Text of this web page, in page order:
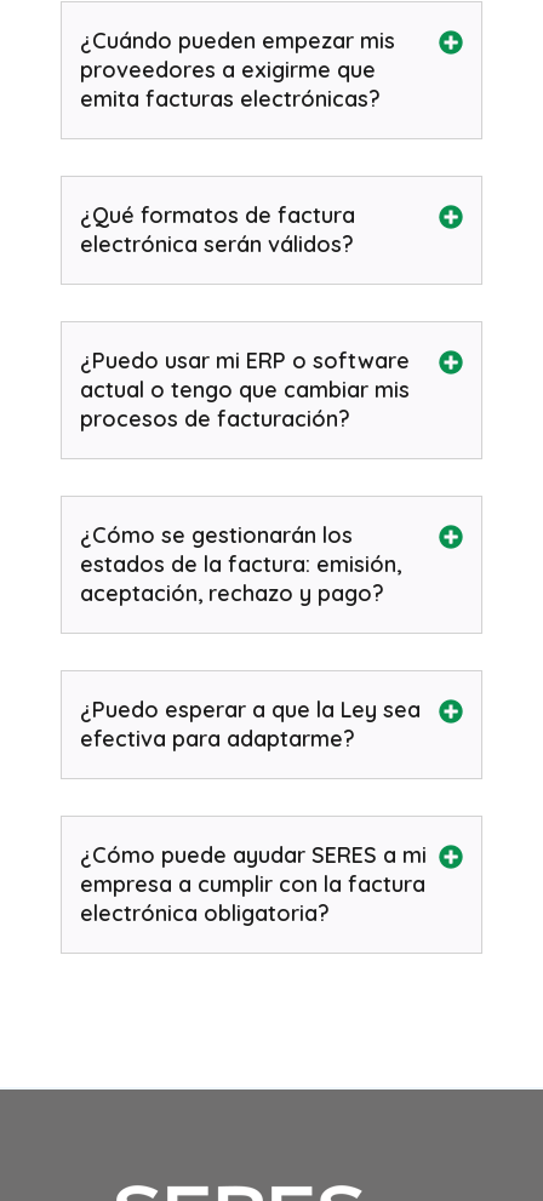
¿Cuándo pueden empezar mis
proveedores a exigirme que
emita facturas electrónicas?
¿Qué formatos de factura
electrónica serán válidos?
¿Puedo usar mi ERP o software
actual o tengo que cambiar mis
procesos de facturación?
¿Cómo se gestionarán los
estados de la factura: emisión,
aceptación, rechazo y pago?
¿Puedo esperar a que la Ley sea
efectiva para adaptarme?
¿Cómo puede ayudar SERES a mi
empresa a cumplir con la factura
electrónica obligatoria?